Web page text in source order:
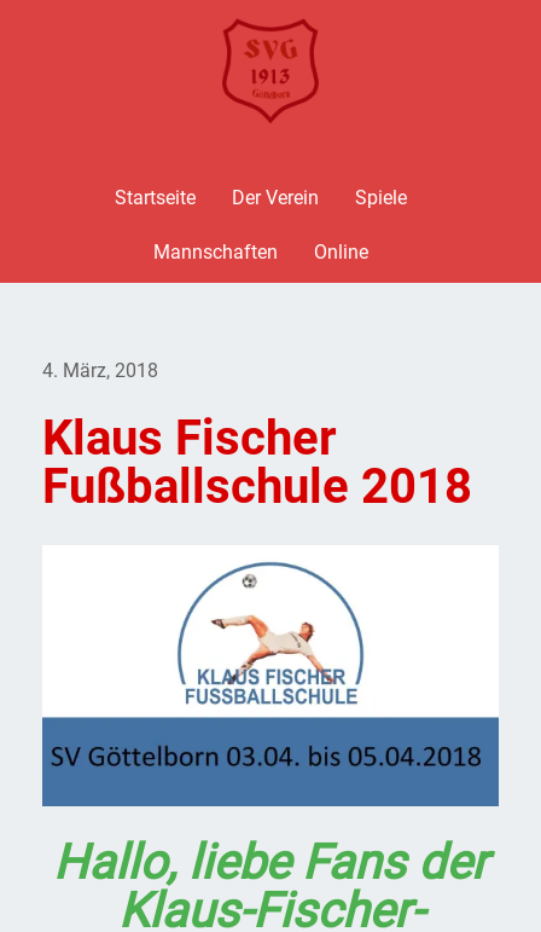
Startseite Der Verein Spiele
Mannschaften Online
4. März, 2018
Klaus Fischer
Fußballschule 2018
Hallo, liebe Fans der
Klaus-Fischer-